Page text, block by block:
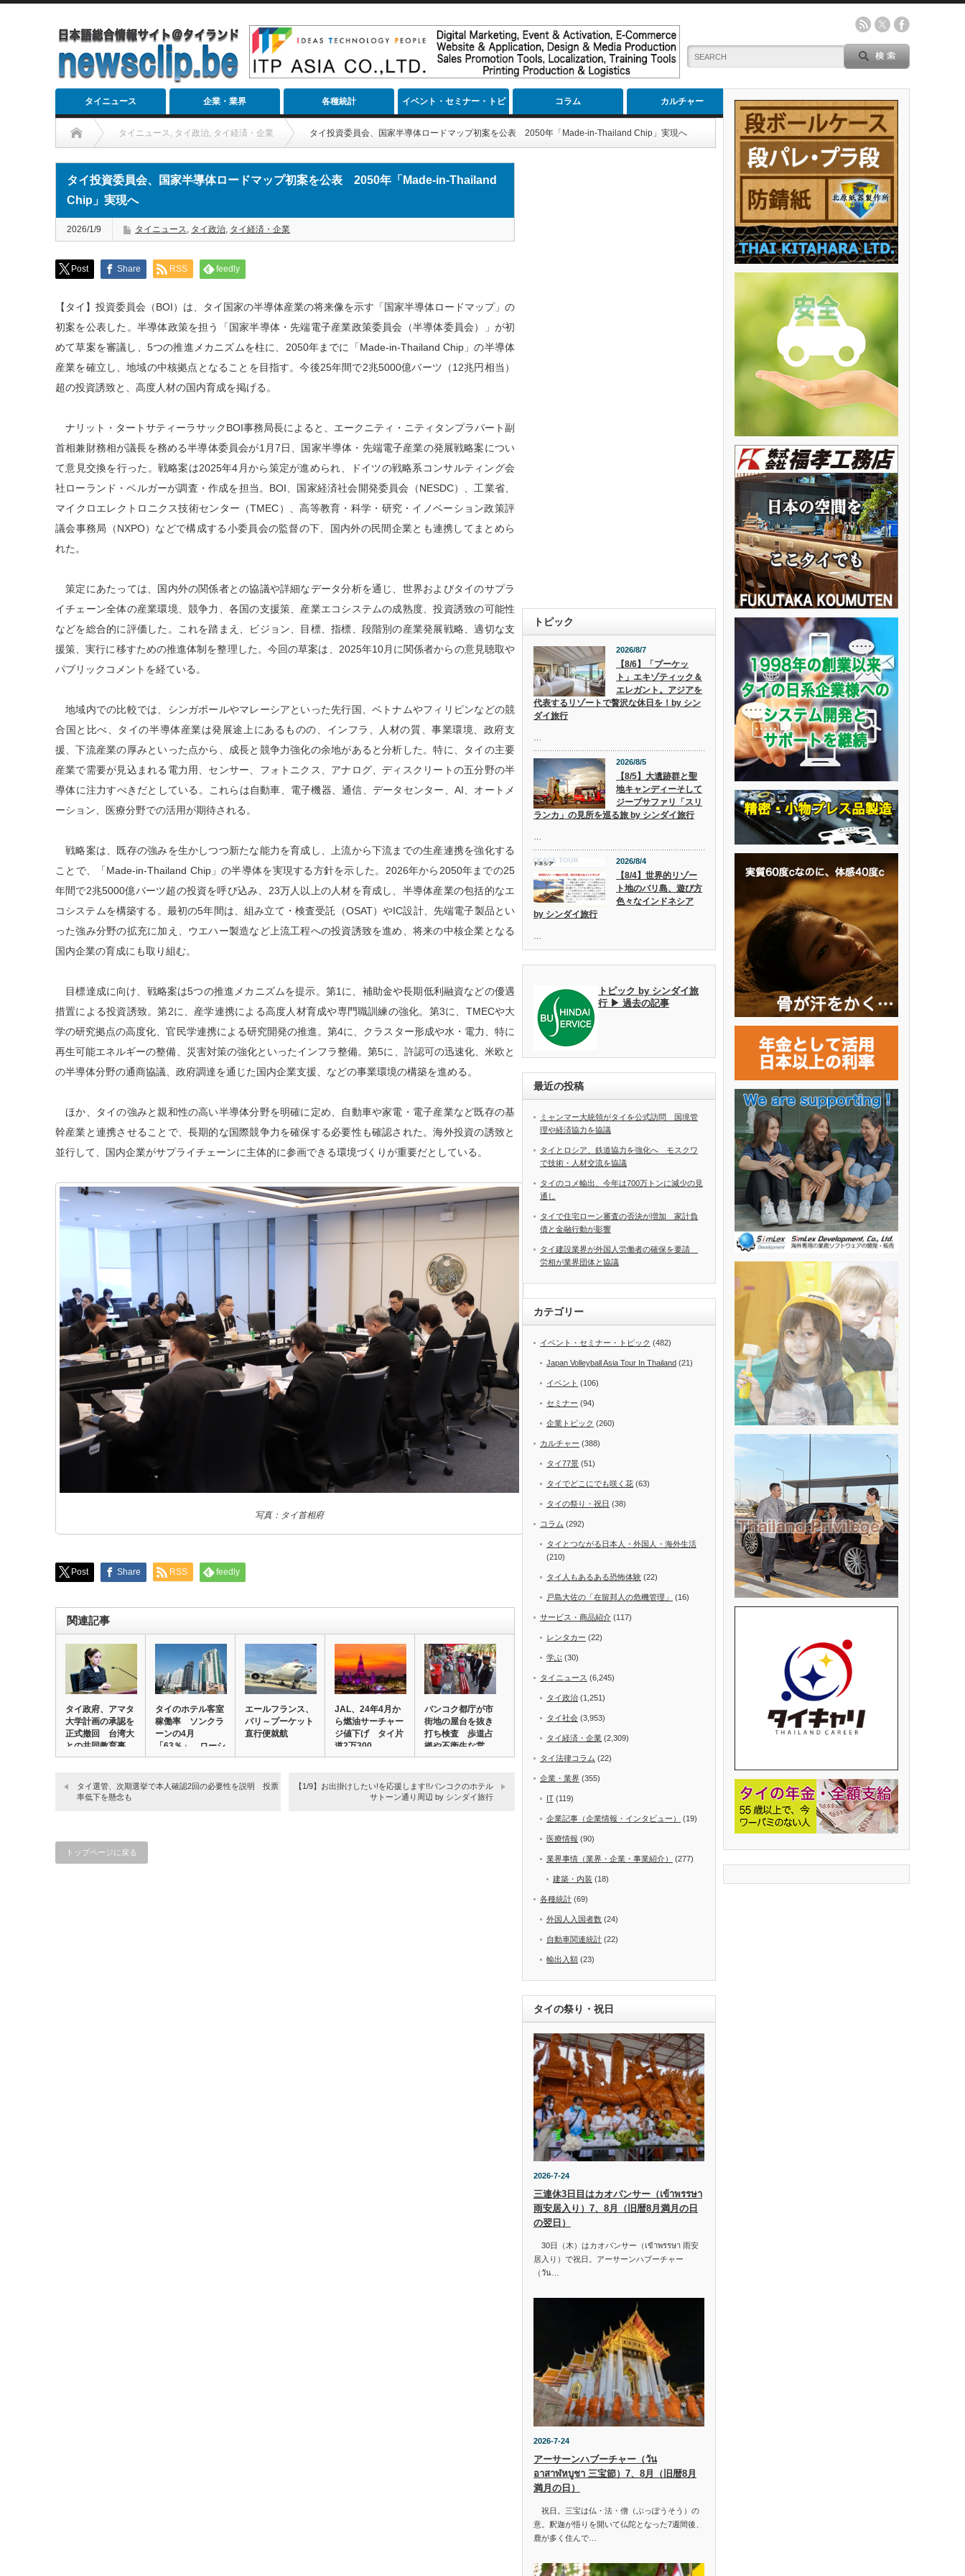
タイニュース 企業・業界 各種統計 イベント・セミナー・トピ
ック
コラム カルチャー
タイニュース, タイ政治, タイ経済・企業 タイ投資委員会、国家半導体ロードマップ初案を公表 2050年「Made‑in‑Thailand Chip」実現へ
タイ投資委員会、国家半導体ロードマップ初案を公表 2050年「Made‑in‑Thailand
Chip」実現へ
2026/1/9 タイニュース, タイ政治, タイ経済・企業
Post Share RSS feedly
【タイ】投資委員会（BOI）は、タイ国家の半導体産業の将来像を示す「国家半導体ロードマップ」の
初案を公表した。半導体政策を担う「国家半導体・先端電子産業政策委員会（半導体委員会）」が初
めて草案を審議し、5つの推進メカニズムを柱に、2050年までに「Made‑in‑Thailand Chip」の半導体
産業を確立し、地域の中核拠点となることを目指す。今後25年間で2兆5000億バーツ（12兆円相当）
超の投資誘致と、高度人材の国内育成を掲げる。
ナリット・タートサティーラサックBOI事務局長によると、エークニティ・ニティタンプラパート副
首相兼財務相が議長を務める半導体委員会が1月7日、国家半導体・先端電子産業の発展戦略案につい
て意見交換を行った。戦略案は2025年4月から策定が進められ、ドイツの戦略系コンサルティング会
社ローランド・ベルガーが調査・作成を担当。BOI、国家経済社会開発委員会（NESDC）、工業省、
マイクロエレクトロニクス技術センター（TMEC）、高等教育・科学・研究・イノベーション政策評
議会事務局（NXPO）などで構成する小委員会の監督の下、国内外の民間企業とも連携してまとめら
れた。
策定にあたっては、国内外の関係者との協議や詳細なデータ分析を通じ、世界およびタイのサプラ
イチェーン全体の産業環境、競争力、各国の支援策、産業エコシステムの成熟度、投資誘致の可能性
などを総合的に評価した。これを踏まえ、ビジョン、目標、指標、段階別の産業発展戦略、適切な支
援策、実行に移すための推進体制を整理した。今回の草案は、2025年10月に関係者からの意見聴取や
パブリックコメントを経ている。
地域内での比較では、シンガポールやマレーシアといった先行国、ベトナムやフィリピンなどの競
合国と比べ、タイの半導体産業は発展途上にあるものの、インフラ、人材の質、事業環境、政府支
援、下流産業の厚みといった点から、成長と競争力強化の余地があると分析した。特に、タイの主要
産業で需要が見込まれる電力用、センサー、フォトニクス、アナログ、ディスクリートの五分野の半
導体に注力すべきだとしている。これらは自動車、電子機器、通信、データセンター、AI、オートメ
ーション、医療分野での活用が期待される。
戦略案は、既存の強みを生かしつつ新たな能力を育成し、上流から下流までの生産連携を強化する
ことで、「Made‑in‑Thailand Chip」の半導体を実現する方針を示した。2026年から2050年までの25
年間で2兆5000億バーツ超の投資を呼び込み、23万人以上の人材を育成し、半導体産業の包括的なエ
コシステムを構築する。最初の5年間は、組み立て・検査受託（OSAT）やIC設計、先端電子製品とい
った強み分野の拡充に加え、ウエハー製造など上流工程への投資誘致を進め、将来の中核企業となる
国内企業の育成にも取り組む。
目標達成に向け、戦略案は5つの推進メカニズムを提示。第1に、補助金や長期低利融資などの優遇
措置による投資誘致。第2に、産学連携による高度人材育成や専門職訓練の強化。第3に、TMECや大
学の研究拠点の高度化、官民学連携による研究開発の推進。第4に、クラスター形成や水・電力、特に
再生可能エネルギーの整備、災害対策の強化といったインフラ整備。第5に、許認可の迅速化、米欧と
の半導体分野の通商協議、政府調達を通じた国内企業支援、などの事業環境の構築を進める。
ほか、タイの強みと親和性の高い半導体分野を明確に定め、自動車や家電・電子産業など既存の基
幹産業と連携させることで、長期的な国際競争力を確保する必要性も確認された。海外投資の誘致と
並行して、国内企業がサプライチェーンに主体的に参画できる環境づくりが重要だとしている。
写真：タイ首相府
Post Share RSS feedly
関連記事
タイ政府、アマタ
大学計画の承認を
正式撤回 台湾大
との共同教育事
業…
タイのホテル客室
稼働率 ソンクラ
ーンの4月
「63％」、ローシ
ーズ…
エールフランス、
パリ～プーケット
直行便就航
JAL、24年4月か
ら燃油サーチャー
ジ値下げ タイ片
道2万300…
バンコク都庁が市
街地の屋台を抜き
打ち検査 歩道占
拠や不衛生な営
業…
タイ選管、次期選挙で本人確認2回の必要性を説明 投票
率低下を懸念も
【1/9】お出掛けしたい!を応援します!!バンコクのホテル
サトーン通り周辺 by シンダイ旅行
トップページに戻る
トピック
2026/8/7
【8/6】「プーケッ
ト」エキゾティック＆
エレガント。アジアを
代表するリゾートで贅沢な休日を！by シン
ダイ旅行
2026/8/5
【8/5】大遺跡群と聖
地キャンディーそして
ジープサファリ「スリ
ランカ」の見所を巡る旅 by シンダイ旅行
2026/8/4
【8/4】世界的リゾー
ト地のバリ島、遊び方
色々なインドネシア
by シンダイ旅行
トピック by シンダイ旅
行 ▶ 過去の記事
最近の投稿
ミャンマー大統領がタイを公式訪問 国境管
理や経済協力を協議
タイとロシア、鉄道協力を強化へ モスクワ
で技術・人材交流を協議
タイのコメ輸出、今年は700万トンに減少の見
通し
タイで住宅ローン審査の否決が増加 家計負
債と金融行動が影響
タイ建設業界が外国人労働者の確保を要請
労相が業界団体と協議
カテゴリー
イベント・セミナー・トピック (482)
Japan Volleyball Asia Tour In Thailand (21)
イベント (106)
セミナー (94)
企業トピック (260)
カルチャー (388)
タイ77景 (51)
タイでどこにでも咲く花 (63)
タイの祭り・祝日 (38)
コラム (292)
タイとつながる日本人・外国人・海外生活
(210)
タイ人もあるある恐怖体験 (22)
戸島大佐の「在留邦人の危機管理」 (16)
サービス・商品紹介 (117)
レンタカー (22)
学ぶ (30)
タイニュース (6,245)
タイ政治 (1,251)
タイ社会 (3,953)
タイ経済・企業 (2,309)
タイ法律コラム (22)
企業・業界 (355)
IT (119)
企業記事（企業情報・インタビュー） (19)
医療情報 (90)
業界事情（業界・企業・事業紹介） (277)
建築・内装 (18)
各種統計 (69)
外国人入国者数 (24)
自動車関連統計 (22)
輸出入額 (23)
タイの祭り・祝日
2026-7-24
三連休3日目はカオパンサー（เข้าพรรษา
雨安居入り）7、8月（旧暦8月満月の日
の翌日）
30日（木）はカオパンサー（เข้าพรรษา 雨安
居入り）で祝日。アーサーンハブーチャー
（วัน…
2026-7-24
アーサーンハブーチャー（วัน
อาสาฬหบูชา 三宝節）7、8月（旧暦8月
満月の日）
祝日。三宝は仏・法・僧（ぶっぽうそう）の
意。釈迦が悟りを開いて仏陀となった7週間後、
鹿が多く住んで…